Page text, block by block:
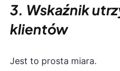
3. Wskaźnik
klientów
Jest to prosta miara.